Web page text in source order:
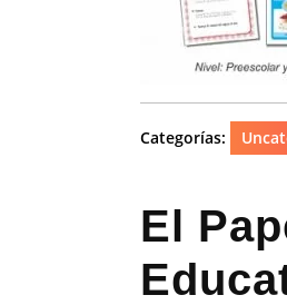
Categorías:
El